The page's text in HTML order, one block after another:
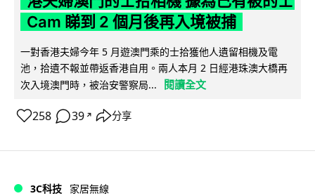
Cam 睇到 2 個月後再入境被捕
一對香港夫婦今年 5 月遊澳門乘的士拾獲他人遺留相機及電
池，拾遺不報並帶返香港自用。兩人本月 2 日經港珠澳大橋再
次入境澳門時，被治安警察局...
閱讀全文
258 39 ↗ 分享
3C科技 家居無線